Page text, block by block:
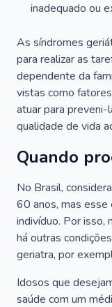
inadequado ou
As síndromes
para realizar as
dependente da
vistas como
atuar para
qualidade de vida
Quando
No Brasil,
60 anos, mas esse
indivíduo. Por isso,
há outras
geriatra, por
Idosos que
saúde com um